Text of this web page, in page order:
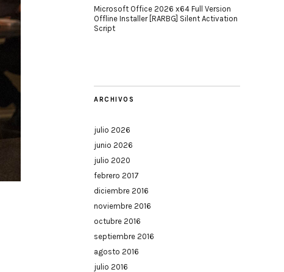
Microsoft Office 2026 x64 Full Version
Offline Installer [RARBG] Silent Activation
Script
ARCHIVOS
julio 2026
junio 2026
julio 2020
febrero 2017
diciembre 2016
noviembre 2016
octubre 2016
septiembre 2016
agosto 2016
julio 2016